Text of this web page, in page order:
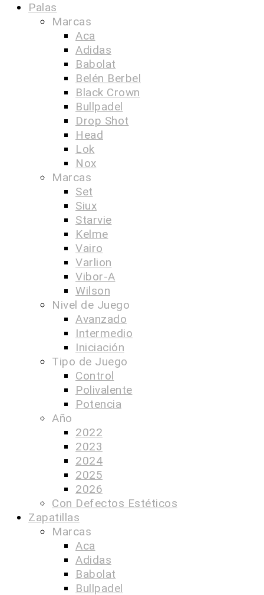
Palas
Marcas
Aca
Adidas
Babolat
Belén Berbel
Black Crown
Bullpadel
Drop Shot
Head
Lok
Nox
Marcas
Set
Siux
Starvie
Kelme
Vairo
Varlion
Vibor-A
Wilson
Nivel de Juego
Avanzado
Intermedio
Iniciación
Tipo de Juego
Control
Polivalente
Potencia
Año
2022
2023
2024
2025
2026
Con Defectos Estéticos
Zapatillas
Marcas
Aca
Adidas
Babolat
Bullpadel